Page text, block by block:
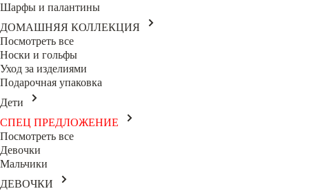
Шарфы и палантины
ДОМАШНЯЯ КОЛЛЕКЦИЯ
Посмотреть все
Носки и гольфы
Уход за изделиями
Подарочная упаковка
Дети
СПЕЦ ПРЕДЛОЖЕНИЕ
Посмотреть все
Девочки
Мальчики
ДЕВОЧКИ